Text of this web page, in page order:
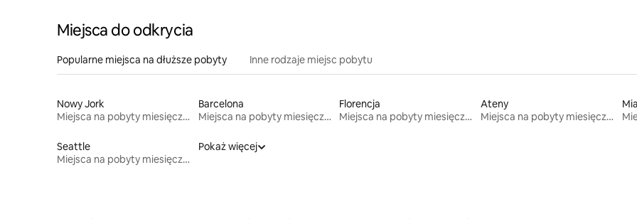
Miejsca do odkrycia
Popularne miejsca na dłuższe pobyty Inne rodzaje miejsc pobytu
Nowy Jork
Miejsca na pobyty miesięczne
Barcelona
Miejsca na pobyty miesięczne
Florencja
Miejsca na pobyty miesięczne
Ateny
Miejsca na pobyty miesięczne
Seattle
Miejsca na pobyty miesięczne
Pokaż więcej